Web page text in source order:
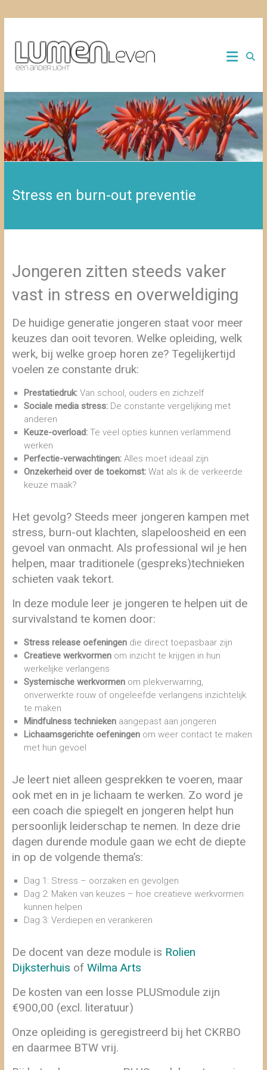
inhoud
LUMEN
LEVEN
een
licht
Stress en burn-out preventie
Jongeren zitten steeds vaker
vast in stress en overweldiging
De huidige generatie jongeren staat voor meer
keuzes dan ooit tevoren. Welke opleiding, welk
werk, bij welke groep horen ze? Tegelijkertijd
voelen ze constante druk:
Prestatiedruk:Van school, ouders en zichzelf
Sociale media stress:De constante vergelijking met
anderen
Keuze-overload:Te veel opties kunnen verlammend
werken
Perfectie-verwachtingen:Alles moet ideaal zijn
Onzekerheid over de toekomst:Wat als ik de verkeerde
keuze maak?
Het gevolg? Steeds meer jongeren kampen met
stress, burn-out klachten, slapeloosheid en een
gevoel van onmacht. Als professional wil je hen
helpen, maar traditionele (gespreks)technieken
schieten vaak tekort.
In deze module leer je jongeren te helpen uit de
survivalstand te komen door:
Stress release oefeningendie direct toepasbaar zijn
Creatieve werkvormenom inzicht te krijgen in hun
werkelijke verlangens
Systemische werkvormenom plekverwarring,
onverwerkte rouw of ongeleefde verlangens inzichtelijk
te maken
Mindfulness techniekenaangepast aan jongeren
Lichaamsgerichte oefeningenom weer contact te maken
met hun gevoel
Je leert niet alleen gesprekken te voeren, maar
ook met en in je lichaam te werken. Zo word je
een coach die spiegelt en jongeren helpt hun
persoonlijk leiderschap te nemen. In deze drie
dagen durende module gaan we echt de diepte
in op de volgende thema’s:
Dag 1: Stress – oorzaken en gevolgen
Dag 2: Maken van keuzes – hoe creatieve werkvormen
kunnen helpen
Dag 3: Verdiepen en verankeren
De docent van deze module is Rolien
Dijksterhuis of Wilma Arts
De kosten van een losse PLUSmodule zijn
€900,00 (excl. literatuur)
Onze opleiding is geregistreerd bij het CKRBO
en daarmee BTW vrij.